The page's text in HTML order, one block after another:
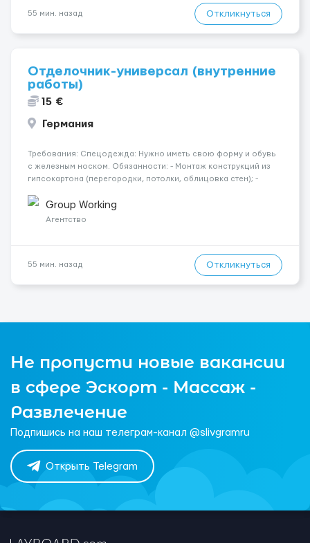
55 мин. назад Откликнуться
Отделочник-универсал (внутренние
работы)
15 €
Германия
Требования: Спецодежда: Нужно иметь свою форму и обувь
с железным носком. Обязанности: - Монтаж конструкций из
гипсокартона (перегородки, потолки, облицовка стен); -
малярных работ (шпатлевка, грунтовка, покраска); -
Штукатурные работы ...
Group Working
Агентство
55 мин. назад Откликнуться
Не пропусти новые вакансии
в сфере Эскорт - Массаж -
Развлечение
Подпишись на наш телеграм-канал @slivgramru
Открыть Telegram